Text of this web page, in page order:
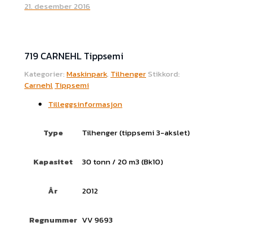
21. desember 2016
719 CARNEHL Tippsemi
Kategorier: Maskinpark, Tilhenger Stikkord:
Carnehl Tippsemi
Tilleggsinformasjon
Type Tilhenger (tippsemi 3-akslet)
Kapasitet 30 tonn / 20 m3 (Bk10)
År 2012
Regnummer VV 9693